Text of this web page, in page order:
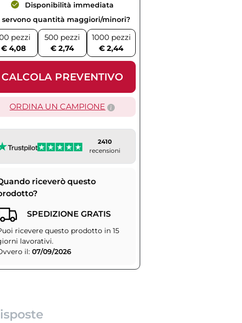
Disponibilità immediata
servono quantità maggiori/minori?
pezzi
€ 4,08
500 pezzi
€ 2,74
1000 pezzi
€ 2,44
CALCOLA PREVENTIVO
ORDINA UN CAMPIONE
2410
recensioni
riceverò questo
SPEDIZIONE GRATIS
ricevere questo prodotto in 15
lavorativi.
il: 07/09/2026